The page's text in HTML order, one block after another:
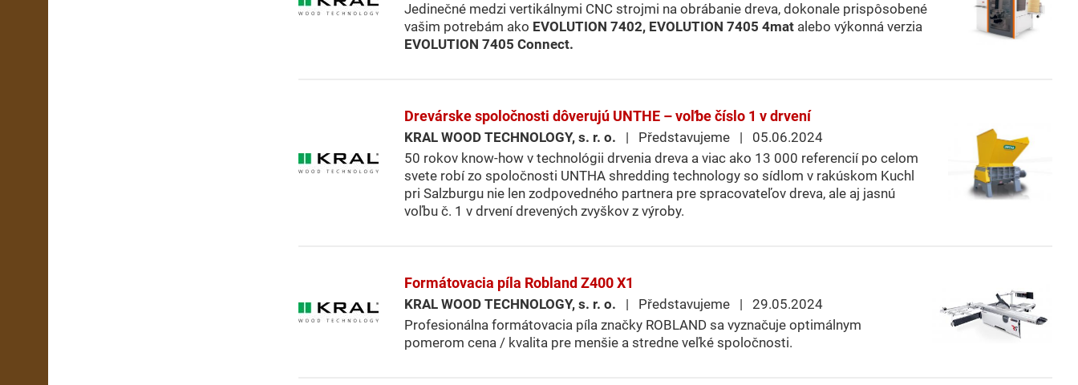
Jedinečné medzi vertikálnymi CNC strojmi na obrábanie dreva, dokonale prispôsobené
vašim potrebám ako EVOLUTION 7402, EVOLUTION 7405 4mat alebo výkonná verzia
EVOLUTION 7405 Connect.
Drevárske spoločnosti dôverujú UNTHE – voľbe číslo 1 v drvení
KRAL WOOD TECHNOLOGY, s. r. o. | Představujeme | 05.06.2024
50 rokov know-how v technológii drvenia dreva a viac ako 13 000 referencií po celom
svete robí zo spoločnosti UNTHA shredding technology so sídlom v rakúskom Kuchl
pri Salzburgu nie len zodpovedného partnera pre spracovateľov dreva, ale aj jasnú
voľbu č. 1 v drvení drevených zvyškov z výroby.
Formátovacia píla Robland Z400 X1
KRAL WOOD TECHNOLOGY, s. r. o. | Představujeme | 29.05.2024
Profesionálna formátovacia píla značky ROBLAND sa vyznačuje optimálnym
pomerom cena / kvalita pre menšie a stredne veľké spoločnosti.